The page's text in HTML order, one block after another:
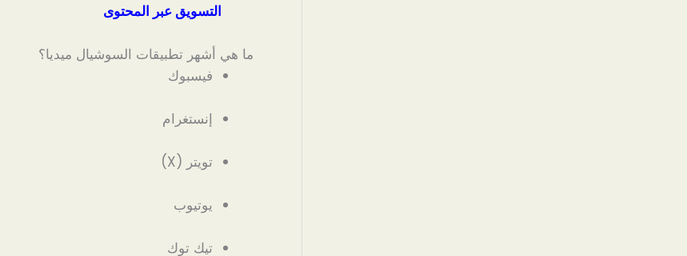
التسويق عبر المحتوى
ما هي أشهر تطبيقات السوشيال ميديا؟
فيسبوك
إنستغرام
تويتر (X)
يوتيوب
تيك توك